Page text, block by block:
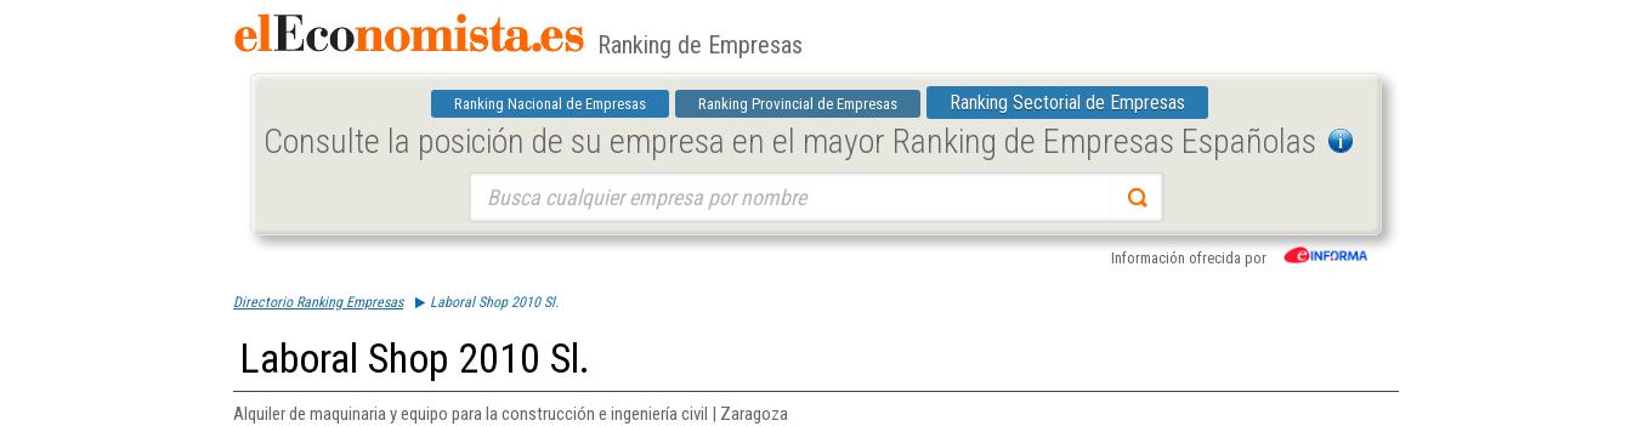
Ranking de Empresas
Ranking Nacional de Empresas Ranking Provincial de Empresas Ranking Sectorial de Empresas
Consulte la posición de su empresa en el mayor Ranking de Empresas Españolas
Información ofrecida por
Directorio Ranking Empresas Laboral Shop 2010 Sl.
Laboral Shop 2010 Sl.
Alquiler de maquinaria y equipo para la construcción e ingeniería civil | Zaragoza